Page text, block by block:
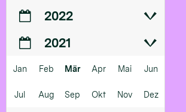
2022
2021
Jan Feb Mär Apr Mai Jun
Jul Aug Sep Okt Nov Dez